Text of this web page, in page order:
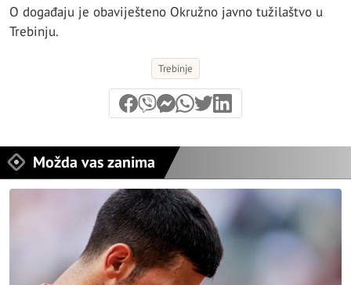
O događaju je obaviješteno Okružno javno tužilaštvo u
Trebinju.
Trebinje
Možda vas zanima